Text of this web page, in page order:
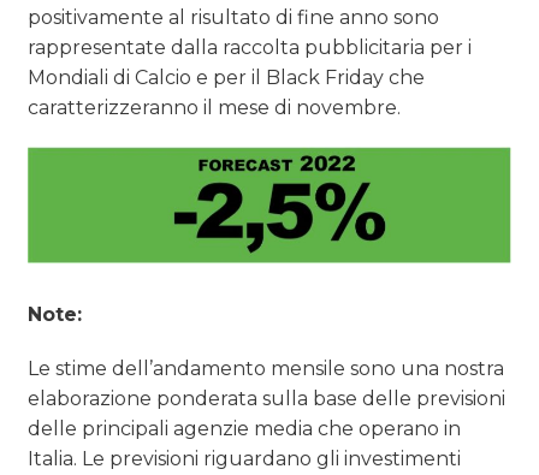
positivamente al risultato di fine anno sono
rappresentate dalla raccolta pubblicitaria per i
Mondiali di Calcio e per il Black Friday che
caratterizzeranno il mese di novembre.
Note:
Le stime dell’andamento mensile sono una nostra
elaborazione ponderata sulla base delle previsioni
delle principali agenzie media che operano in
Italia. Le previsioni riguardano gli investimenti